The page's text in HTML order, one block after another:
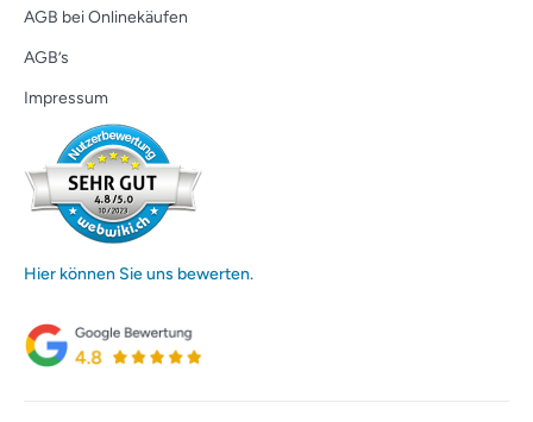
AGB bei Onlinekäufen
AGB’s
Impressum
Hier können Sie uns bewerten.